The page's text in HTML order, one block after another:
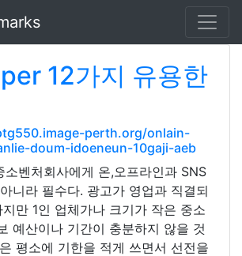
12가지 유용한
perth.org/onlain-
doum-idoeneun-10gaji-aeb
소벤처회사에게 온,오프라인과 SNS
니라 필수다. 광고가 영업과 직결되
만 1인 업체가나 크기가 작은 중소
예산이나 기간이 충분하지 않을 것
평소에 기한을 적게 쓰면서 선전을